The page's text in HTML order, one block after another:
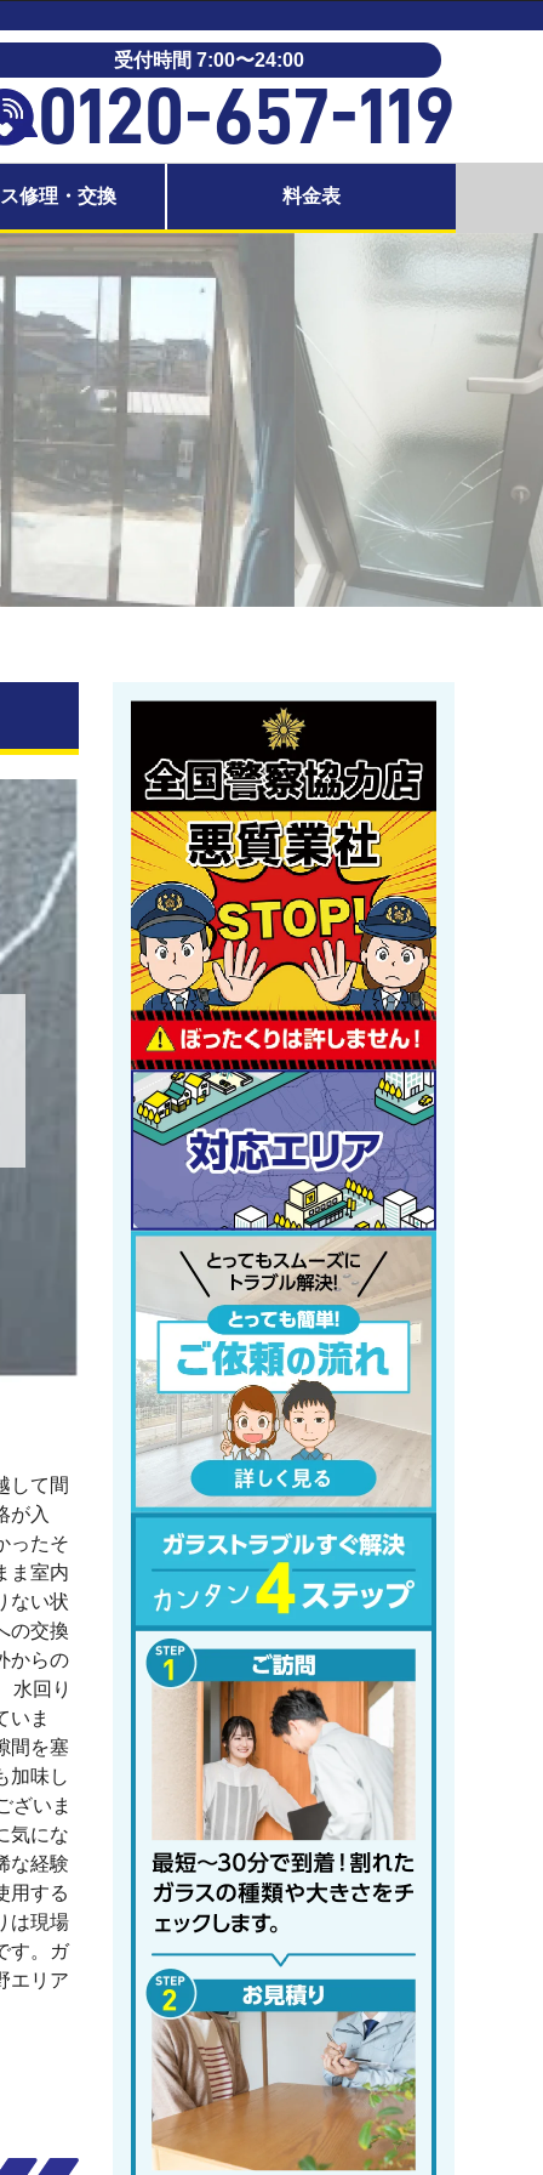
受付時間 7:00〜24:00
0120-657-119
修理・交換 料金表
して間
が入
ったそ
ま室内
ない状
の交換
からの
水回り
いま
間を塞
加味し
ざいま
気にな
な経験
用する
は現場
す。ガ
エリア